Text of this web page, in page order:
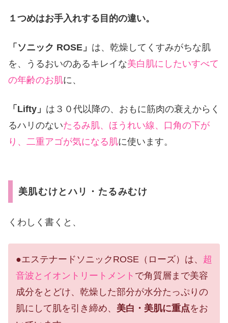
１つめはお手入れする目的の違い。
「ソニック ROSE」 は、乾燥してくすみがちな肌
を、うるおいのあるキレイな美白肌にしたいすべて
の年齢のお肌に、
「Lifty」 は３０代以降の、おもに筋肉の衰えからく
るハリのないたるみ肌、ほうれい線、口角の下が
り、二重アゴが気になる肌に使います。
美肌むけとハリ・たるみむけ
くわしく書くと、
●エステナードソニックROSE（ローズ）は、 超
音波とイオントリートメント で角質層まで美容
成分をとどけ、乾燥した部分が水分たっぷりの
肌にして肌を引き締め、 美白・美肌に重点をお